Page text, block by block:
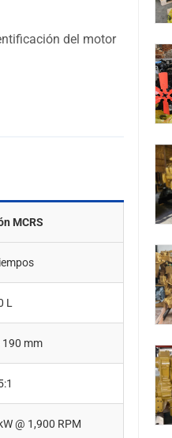
del motor
MCRS
L
190 mm
@ 1,900 RPM